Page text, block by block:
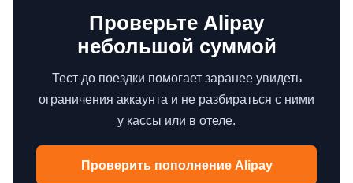
Проверьте Alipay
небольшой суммой
Тест до поездки помогает заранее увидеть
ограничения аккаунта и не разбираться с ними
у кассы или в отеле.
Проверить пополнение Alipay